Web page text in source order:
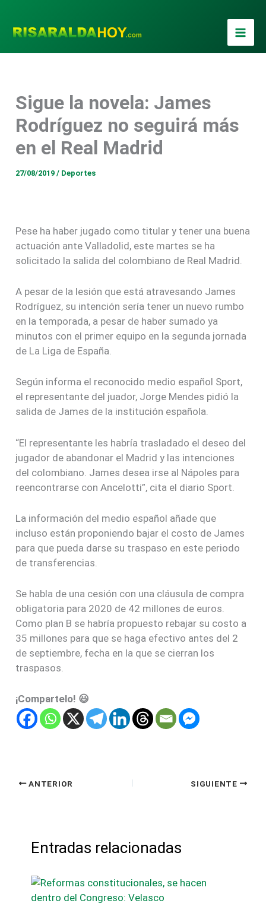
contenido
Sigue la novela: James
Rodríguez no seguirá más
en el Real Madrid
27/08/2019/ Deportes
Pese ha haber jugado como titular y tener una buena
actuación ante Valladolid, este martes se ha
solicitado la salida del colombiano de Real Madrid.
A pesar de la lesión que está atravesando James
Rodríguez, su intención sería tener un nuevo rumbo
en la temporada, a pesar de haber sumado ya
minutos con el primer equipo en la segunda jornada
de La Liga de España.
Según informa el reconocido medio español Sport,
el representante del juador, Jorge Mendes pidió la
salida de James de la institución española.
“El representante les habría trasladado el deseo del
jugador de abandonar el Madrid y las intenciones
del colombiano. James desea irse al Nápoles para
reencontrarse con Ancelotti”, cita el diario Sport.
La información del medio español añade que
incluso están proponiendo bajar el costo de James
para que pueda darse su traspaso en este periodo
de transferencias.
Se habla de una cesión con una cláusula de compra
obligatoria para 2020 de 42 millones de euros.
Como plan B se habría propuesto rebajar su costo a
35 millones para que se haga efectivo antes del 2
de septiembre, fecha en la que se cierran los
traspasos.
¡Compartelo! 😃
ANTERIOR SIGUIENTE
Entradas relacionadas